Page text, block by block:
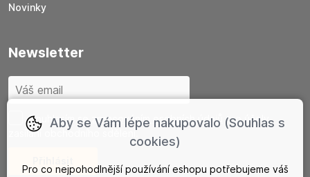
Novinky
newsletter
Souhlasím se zpracováním osobních údajů pro účely
zasílání obchodního sdělení.
Aby se Vám lépe nakupovalo (Souhlas s
cookies)
Pro co nejpohodlnější používání eshopu potřebujeme váš